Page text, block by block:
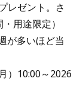
レゼント。さ
用途限定）
が多いほど当
）10:00～2026